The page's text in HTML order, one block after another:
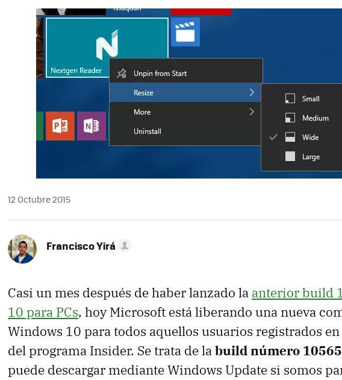
MAIL
12 Octubre 2015
Francisco Yirá
Casi un mes después de haber lanzado la anterior build
10 para PCs, hoy Microsoft está liberando una nueva
Windows 10 para todos aquellos usuarios registrados
del programa Insider. Se trata de labuild número 10565
puede descargar mediante Windows Update si somos